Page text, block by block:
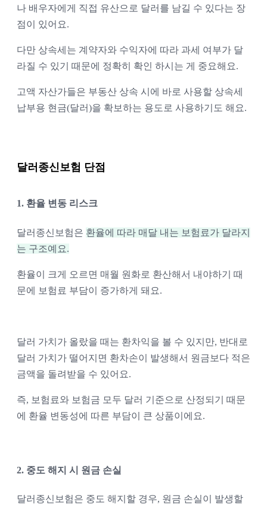
나 배우자에게 직접 유산으로 달러를 남길 수 있다는 장
점이 있어요.
다만 상속세는 계약자와 수익자에 따라 과세 여부가 달
라질 수 있기 때문에 정확히 확인 하시는 게 중요해요.
고액 자산가들은 부동산 상속 시에 바로 사용할 상속세
납부용 현금(달러)을 확보하는 용도로 사용하기도 해요.
달러종신보험 단점
1. 환율 변동 리스크
달러종신보험은 환율에 따라 매달 내는 보험료가 달라지
는 구조예요.
환율이 크게 오르면 매월 원화로 환산해서 내야하기 때
문에 보험료 부담이 증가하게 돼요.
달러 가치가 올랐을 때는 환차익을 볼 수 있지만, 반대로
달러 가치가 떨어지면 환차손이 발생해서 원금보다 적은
금액을 돌려받을 수 있어요.
즉, 보험료와 보험금 모두 달러 기준으로 산정되기 때문
에 환율 변동성에 따른 부담이 큰 상품이에요.
2. 중도 해지 시 원금 손실
달러종신보험은 중도 해지할 경우, 원금 손실이 발생할